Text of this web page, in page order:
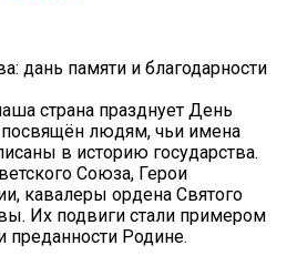
дань памяти и благодарности
страна празднует День
посвящён людям, чьи имена
в историю государства.
Союза, Герои
кавалеры ордена Святого
Их подвиги стали примером
преданности Родине.